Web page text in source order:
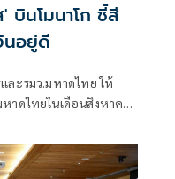
นโมนาโก ชี้สี
นอยู่ดี
ละรมว.มหาดไทย ให้
าดไทยในเดือนสิงหาคม